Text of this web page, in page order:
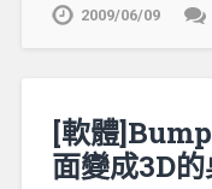
2009/06/09
[軟體
面變成3D